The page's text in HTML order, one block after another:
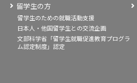
留学生の方
留学生のための就職活動支援
日本人・他国留学生との交流企画
文部科学省「留学生就職促進教育プログラ
ム認定制度」認定